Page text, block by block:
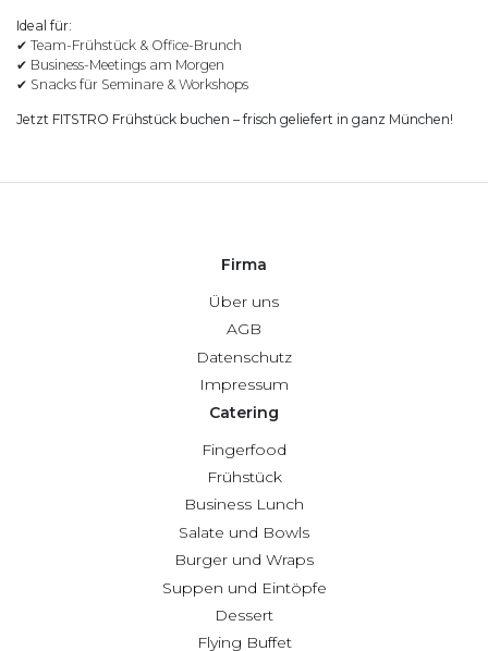
Ideal für:
✔ Team-Frü hstück & Office-Brunch
✔ Business-Meetings am Morgen
✔ Snacks für Seminare & Workshops
Jetzt FITSTRO Frühstück buchen – frisch geliefert in ganz München!
Firma
Über uns
AGB
Datenschutz
Impressum
Catering
Fingerfood
Frühstück
Business Lunch
Salate und Bowls
Burger und Wraps
Suppen und Eintöpfe
Dessert
Flying Buffet